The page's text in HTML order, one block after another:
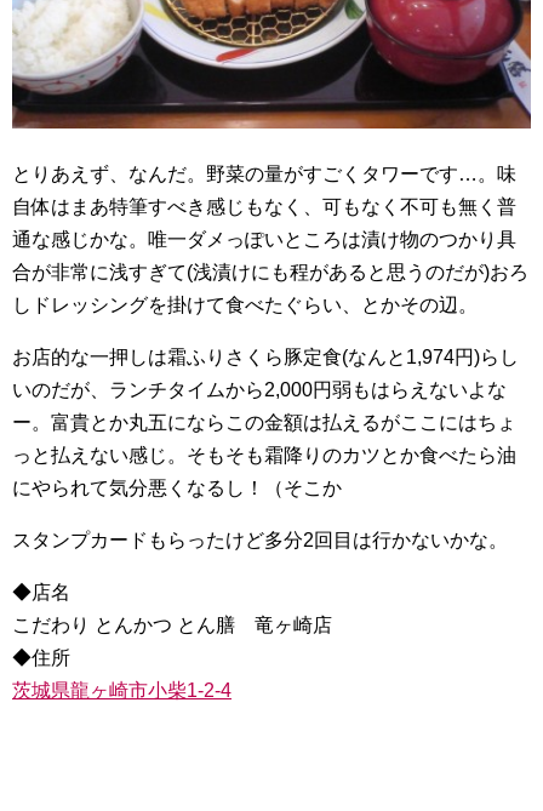
とりあえず、なんだ。野菜の量がすごくタワーです…。味
自体はまあ特筆すべき感じもなく、可もなく不可も無く普
通な感じかな。唯一ダメっぽいところは漬け物のつかり具
合が非常に浅すぎて(浅漬けにも程があると思うのだが)おろ
しドレッシングを掛けて食べたぐらい、とかその辺。
お店的な一押しは霜ふりさくら豚定食(なんと1,974円)らし
いのだが、ランチタイムから2,000円弱もはらえないよな
ー。富貴とか丸五にならこの金額は払えるがここにはちょ
っと払えない感じ。そもそも霜降りのカツとか食べたら油
にやられて気分悪くなるし！（そこか
スタンプカードもらったけど多分2回目は行かないかな。
◆店名
こだわり とんかつ とん膳 竜ヶ崎店
◆住所
茨城県龍ヶ崎市小柴1-2-4